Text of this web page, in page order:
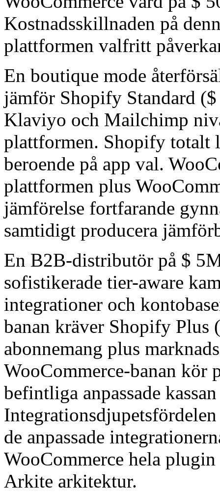
Kostnadsskillnaden på
plattformen valfritt
En boutique mode
jämför Shopify Standard
Klaviyo och Mailchimp
plattformen. Shopify totalt
beroende på app val.
plattformen plus
jämförelse fortfarande
samtidigt producera
En B2B-distributör på $
sofistikerade tier-aware
integrationer och
banan kräver Shopify Plus
abonnemang plus
WooCommerce-banan kör
befintliga anpassade
de anpassade
WooCommerce hela
Arkite arkitektur.